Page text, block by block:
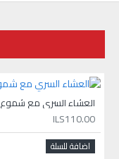
العشاء السري مع شموع
ILS110.00
اضافة للسلة